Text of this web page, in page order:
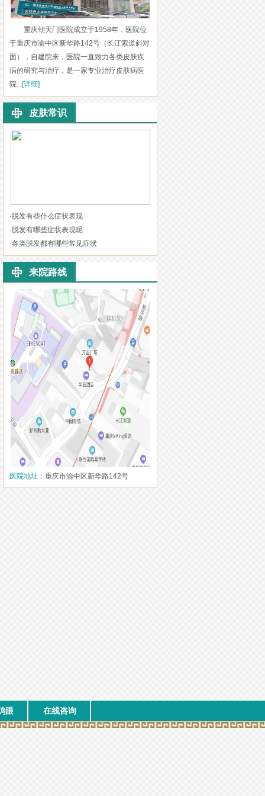
重庆朝天门医院成立于1958年，医院位
于重庆市渝中区新华路142号（长江索道斜对
面），自建院来，医院一直致力各类皮肤疾
病的研究与治疗，是一家专业治疗皮肤病医
院... [详细]
皮肤常识
·脱发有些什么症状表现
·脱发有哪些症状表现呢
·各类脱发都有哪些常见症状
来院路线
医院地址 ：重庆市渝中区新华路142号
眼 在线咨询